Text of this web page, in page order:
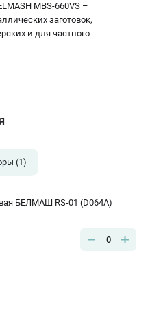
(1)
БЕЛМАШ RS-01 (D064A)
0
MBS-660VS –
заготовок,
и для частного